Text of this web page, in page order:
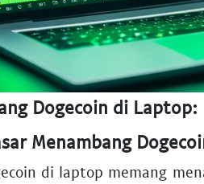
Dogecoin di
Menambang
di laptop memang